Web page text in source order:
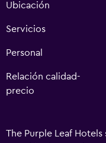
Ubicación
Servicios
Personal
Relación calidad-
precio
The Purple Leaf